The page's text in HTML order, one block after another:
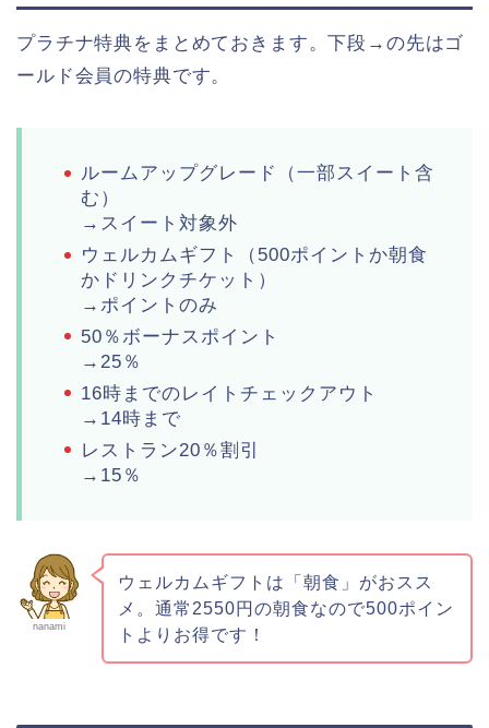
プラチナ特典をまとめておきます。下段→の先はゴ
ールド会員の特典です。
ルームアップグレード（一部スイート含
む）
→スイート対象外
ウェルカムギフト（500ポイントか朝食
かドリンクチケット）
→ポイントのみ
50％ボーナスポイント
→25％
16時までのレイトチェックアウト
→14時まで
レストラン20％割引
→15％
nanami
ウェルカムギフトは「朝食」がおスス
メ。通常2550円の朝食なので500ポイン
トよりお得です！